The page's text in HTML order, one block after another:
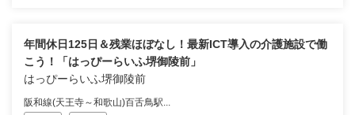
年間休日125日＆残業ほぼなし！最新ICT導入の介護施設で働
こう！「はっぴーらいふ堺御陵前」
はっぴーらいふ堺御陵前
阪和線(天王寺～和歌山)百舌鳥駅...